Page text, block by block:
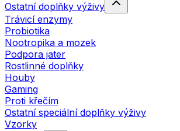
Ostatní doplňky výživy
Trávicí enzymy
Probiotika
Nootropika a mozek
Podpora jater
Rostlinné doplňky
Houby
Gaming
Proti křečím
Ostatní speciální doplňky výživy
Vzorky